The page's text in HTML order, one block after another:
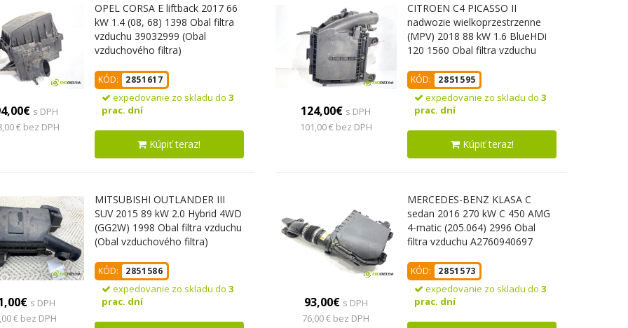
s DPH
€ bez DPH
OPEL CORSA E liftback 2017 66
kW 1.4 (08, 68) 1398 Obal filtra
vzduchu 39032999 (Obal
vzduchového filtra)
KÓD: 2851617
expedovanie zo skladu do 3
prac. dní
Kúpiť teraz!
124,00€ s DPH
101,00 € bez DPH
CITROEN C4 PICASSO II
nadwozie wielkoprzestrzenne
(MPV) 2018 88 kW 1.6 BlueHDi
120 1560 Obal filtra vzduchu
filtra)
KÓD: 2851595
expedovanie zo skladu do3
prac. dní
Kúpiť teraz!
s DPH
€ bez DPH
MITSUBISHI OUTLANDER III
SUV 2015 89 kW 2.0 Hybrid 4WD
(GG2W) 1998 Obal filtra vzduchu
(Obal vzduchového filtra)
KÓD: 2851586
expedovanie zo skladu do 3
prac. dní
93,00€ s DPH
76,00 € bez DPH
MERCEDES-BENZ KLASA C
sedan 2016 270 kW C 450 AMG
4-matic (205.064) 2996 Obal
filtra vzduchu A2760940697
KÓD: 2851573
expedovanie zo skladu do3
prac. dní